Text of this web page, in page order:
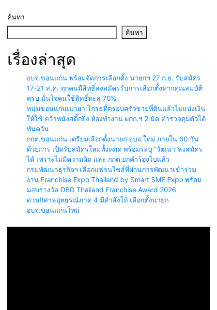
ผิดทันที
ถูกตำรวจมาจับกุมตัวก่อน
ค้นหา
ค้นหา
เรื่องล่าสุด
อบจ.ขอนแก่น พร้อมจัดการเลือกตั้ง นายกฯ 27 ก.ย. รับสมัคร
17-21 ส.ค. ทุกคนมีสิทธิ์ลงสมัครรับการเลือกตั้งหากคุณสมบัติ
ครบ มั่นใจคนใช้สิทธิ์ทะลุ 70%
หนุ่มขอนแก่นเมายา โกรธที่ครอบครัวขายที่ดินแล้วไม่แบ่งเงิน
ให้ใช้ คว้าหนังสติ๊กยิง ห้องทำงาน ผกก.ฯ 2 นัด ตำรวจคุมตัวได้
ทันควัน
กกต.ขอนแก่น เตรียมเลือกตั้งนายก อบจ.ใหม่ ภายใน 60 วัน
ด้วยการ เปิดรับสมัครใหม่ทั้งหมด พร้อมระบุ “วัฒนา”ลงสมัคร
ได้ เพราะไม่มีความผิด และ กกต.ยกคำร้องไปแล้ว
กรมพัฒนาธุรกิจฯ เลือกแฟรนไชส์ที่ผ่านการพัฒนาเข้าร่วม
งาน Franchise Expo Thailand by Smart SME Expo พร้อม
มอบรางวัล DBD Thailand Franchise Award 2026
ด่วน!!ศาลอุทธรณ์ภาค 4 มีคำสั่งให้ เลือกตั้งนายก
อบจ.ขอนแก่นใหม่